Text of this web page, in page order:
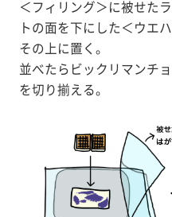
＜フィリング＞に被せた
トの面を下にした＜ウエ
その上に置く。
並べたらビックリマンチ
を切り揃える。